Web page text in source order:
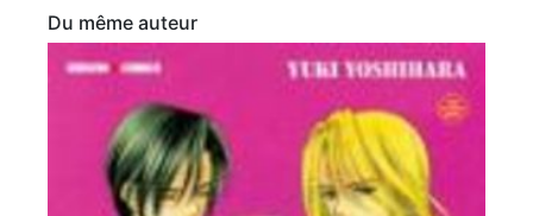
Du même auteur